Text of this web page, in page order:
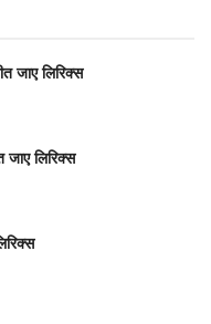
जाए लिरिक्स
जाए लिरिक्स